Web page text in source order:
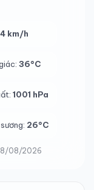
km/h
36°C
1001 hPa
26°C
08/2026